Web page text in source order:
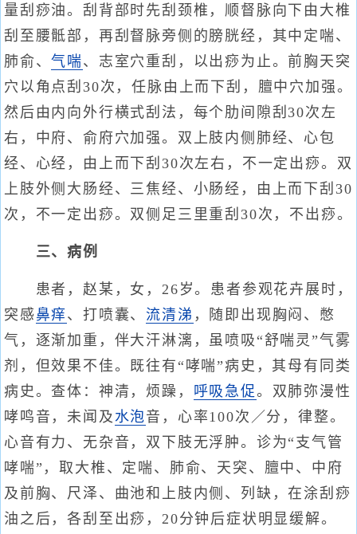
量刮痧油。刮背部时先刮颈椎，顺督脉向下由大椎
刮至腰骶部，再刮督脉旁侧的膀胱经，其中定喘、
肺俞、气喘、志室穴重刮，以出痧为止。前胸天突
穴以角点刮30次，任脉由上而下刮，膻中穴加强。
然后由内向外行横式刮法，每个肋间隙刮30次左
右，中府、俞府穴加强。双上肢内侧肺经、心包
经、心经，由上而下刮30次左右，不一定出痧。双
上肢外侧大肠经、三焦经、小肠经，由上而下刮30
次，不一定出痧。双侧足三里重刮30次，不出痧。
三、病例
患者，赵某，女，26岁。患者参观花卉展时，
突感鼻痒 、打喷囊、 流清涕 ，随即出现胸闷、憋
气，逐渐加重，伴大汗淋漓，虽喷吸“舒喘灵”气雾
剂，但效果不佳。既往有“哮喘”病史，其母有同类
病史。查体：神清，烦躁， 呼吸急促。双肺弥漫性
哮鸣音，未闻及 水泡音，心率100次／分，律整。
心音有力、无杂音，双下肢无浮肿。诊为“支气管
哮喘”，取大椎、定喘、肺俞、天突、膻中、中府
及前胸、尺泽、曲池和上肢内侧、列缺，在涂刮痧
油之后，各刮至出痧，20分钟后症状明显缓解。